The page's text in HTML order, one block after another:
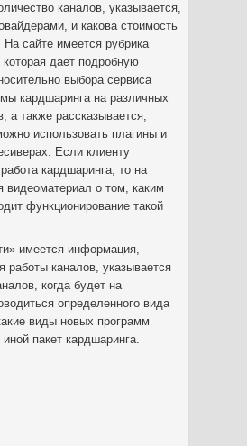
каналов, указывается,
и какова стоимость
сайте имеется рубрика
которая дает подробную
выбора сервиса
кардшаринга на различных
а также рассказывается,
использовать плагины и
Если клиенту
кардшаринга, то на
видеоматериал о том, каким
функционирование такой
имеется информация,
работы каналов, указывается
когда будет на
определенного вида
виды новых программ
пакет кардшаринга.